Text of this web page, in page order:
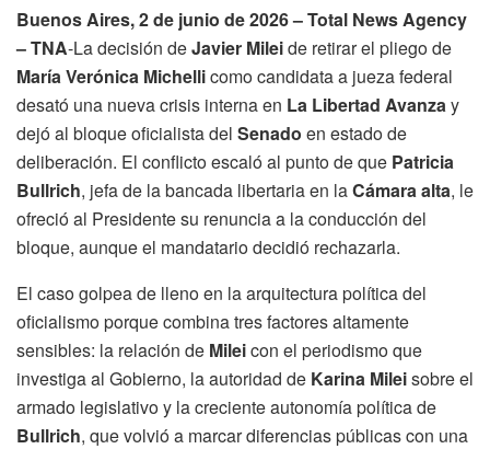
Buenos Aires, 2 de junio de 2026 – Total News Agency
– TNA-La decisión deJavier Mileide retirar el pliego de
María Verónica Michellicomo candidata a jueza federal
desató una nueva crisis interna en La Libertad Avanza y
dejó al bloque oficialista del Senado en estado de
deliberación. El conflicto escaló al punto de que Patricia
Bullrich, jefa de la bancada libertaria en laCámara alta, le
ofreció al Presidente su renuncia a la conducción del
bloque, aunque el mandatario decidió rechazarla.
El caso golpea de lleno en la arquitectura política del
oficialismo porque combina tres factores altamente
sensibles: la relación de Mileicon el periodismo que
investiga al Gobierno, la autoridad de Karina Mileisobre el
armado legislativo y la creciente autonomía política de
Bullrich, que volvió a marcar diferencias públicas con una